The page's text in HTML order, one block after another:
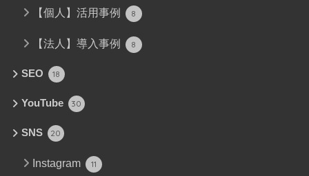
【個人】活用事例 8
【法人】導入事例 8
SEO 18
YouTube 30
SNS 20
Instagram 11